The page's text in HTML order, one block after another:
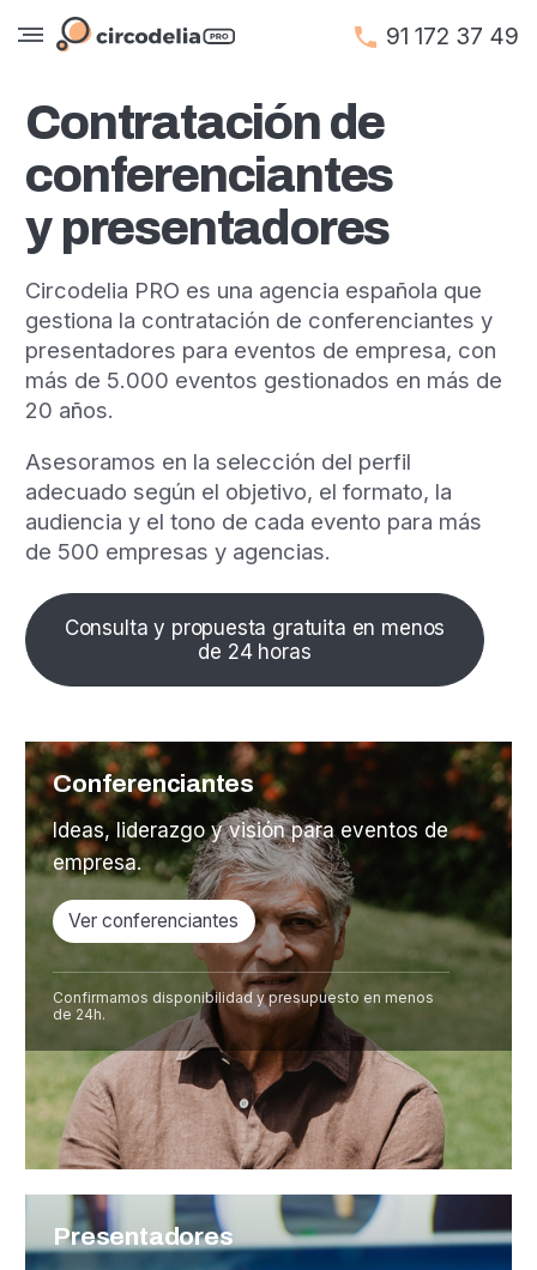
91 172 37 49
Contratación de
conferenciantes
y presentadores
Circodelia PRO es una agencia española que
gestiona la contratación de conferenciantes y
presentadores para eventos de empresa, con
más de 5.000 eventos gestionados en más de
20 años.
Asesoramos en la selección del perfil
adecuado según el objetivo, el formato, la
audiencia y el tono de cada evento para más
de 500 empresas y agencias.
Consulta y propuesta gratuita en menos
de 24 horas
Conferenciantes
Ideas, liderazgo y visión para eventos de
empresa.
Ver conferenciantes
Confirmamos disponibilidad y presupuesto en menos
de 24h.
Presentadores